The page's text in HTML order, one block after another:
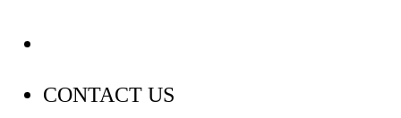
CONTACT US